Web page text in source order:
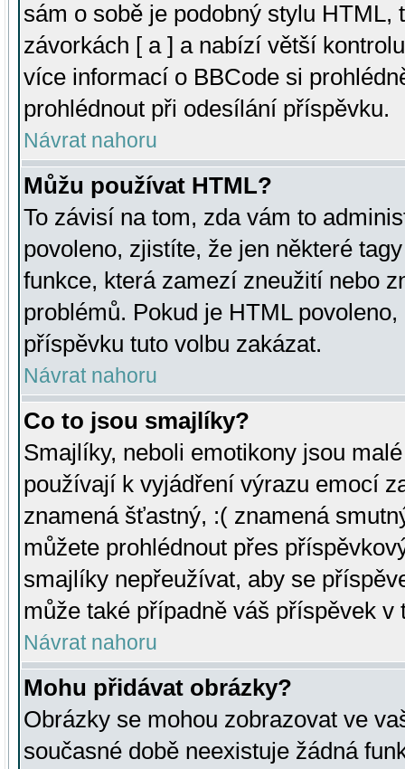
sám o sobě je podobný stylu HTML,
závorkách [ a ] a nabízí větší
více informací o BBCode si
prohlédnout při odesílání příspěvku.
Návrat nahoru
Můžu používat HTML?
To závisí na tom, zda vám to
povoleno, zjistíte, že jen některé
funkce, která zamezí zneužití nebo
problémů. Pokud je HTML
příspěvku tuto volbu zakázat.
Návrat nahoru
Co to jsou smajlíky?
Smajlíky, neboli emotikony jsou
používají k vyjádření výrazu emocí
znamená šťastný, :( znamená
můžete prohlédnout přes
smajlíky nepřeužívat, aby se
může také případně váš příspěvek v
Návrat nahoru
Mohu přidávat obrázky?
Obrázky se mohou zobrazovat ve
současné době neexistuje žádná